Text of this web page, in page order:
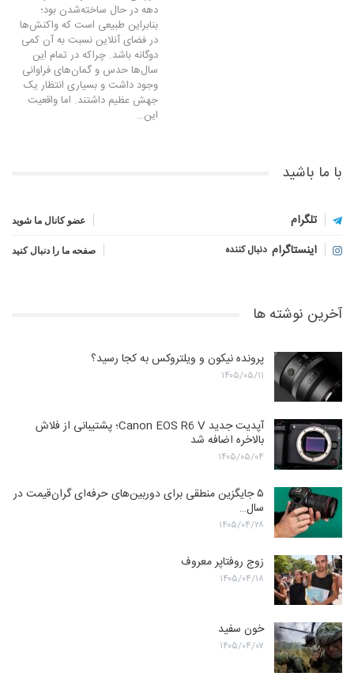
دهه در حال ساخته‌شدن بود؛
بنابراین طبیعی است که واکنش‌ها
در فضای آنلاین نسبت به آن کمی
دوگانه باشد. چراکه در تمام این
سال‌ها حدس و گمان‌های فراوانی
وجود داشت و بسیاری انتظار یک
جهش عظیم داشتند. اما واقعیت
این…
با ما باشید
تلگرام عضو کانال ما شوید
اینستاگرام دنبال کننده صفحه ما را دنبال کنید
آخرین نوشته ها
پرونده نیکون و ویلتروکس به کجا رسید؟
۱۴۰۵/۰۵/۱۱
آپدیت جدید Canon EOS R6 V؛ پشتیبانی از فلاش
بالاخره اضافه شد
۱۴۰۵/۰۵/۰۴
۵ جایگزین منطقی برای دوربین‌های حرفه‌ای گران‌قیمت در
سال…
۱۴۰۵/۰۴/۲۸
زوج روفتاپر معروف
۱۴۰۵/۰۴/۱۸
خون سفید
۱۴۰۵/۰۴/۰۷